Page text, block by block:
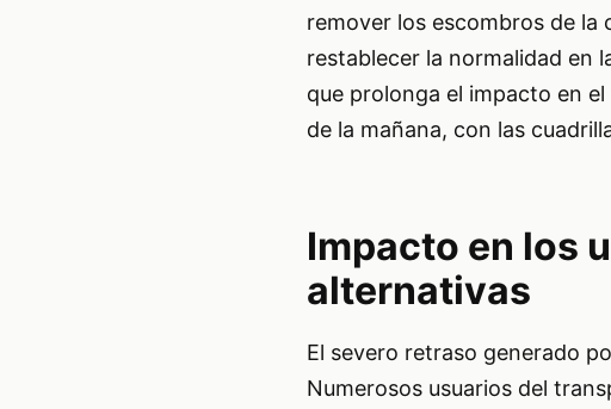
remover los escombros de la
restablecer la normalidad en
que prolonga el impacto en
de la mañana, con las
Impacto en los
alternativas
El severo retraso generado
Numerosos usuarios del